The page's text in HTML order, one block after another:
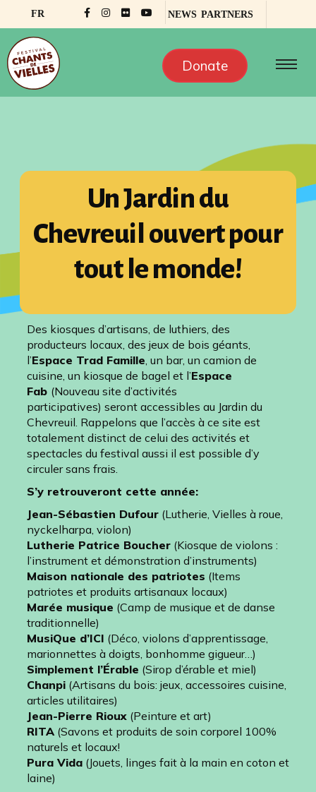
NEWS PARTNERS
FR
Donate
Un Jardin du
Chevreuil ouvert pour
tout le monde!
Des kiosques d’artisans, de luthiers, des
producteurs locaux, des jeux de bois géants,
l’Espace Trad Famille , un bar, un camion de
cuisine, un kiosque de bagel et l’Espace
Fab (Nouveau site d’activités
participatives) seront accessibles au Jardin du
Chevreuil. Rappelons que l’accès à ce site est
totalement distinct de celui des activités et
spectacles du festival aussi il est possible d’y
circuler sans frais.
S’y retrouveront cette année:
Jean-Sébastien Dufour (Lutherie, Vielles à roue,
nyckelharpa, violon)
Lutherie Patrice Boucher (Kiosque de violons :
l’instrument et démonstration d’instruments)
Maison nationale des patriotes (Items
patriotes et produits artisanaux locaux)
Marée musique (Camp de musique et de danse
traditionnelle)
MusiQue d’ICI (Déco, violons d’apprentissage,
marionnettes à doigts, bonhomme gigueur…)
Simplement l’Érable (Sirop d’érable et miel)
Chanpi (Artisans du bois: jeux, accessoires cuisine,
articles utilitaires)
Jean-Pierre Rioux (Peinture et art)
RITA (Savons et produits de soin corporel 100%
naturels et locaux!
Pura Vida (Jouets, linges fait à la main en coton et
laine)